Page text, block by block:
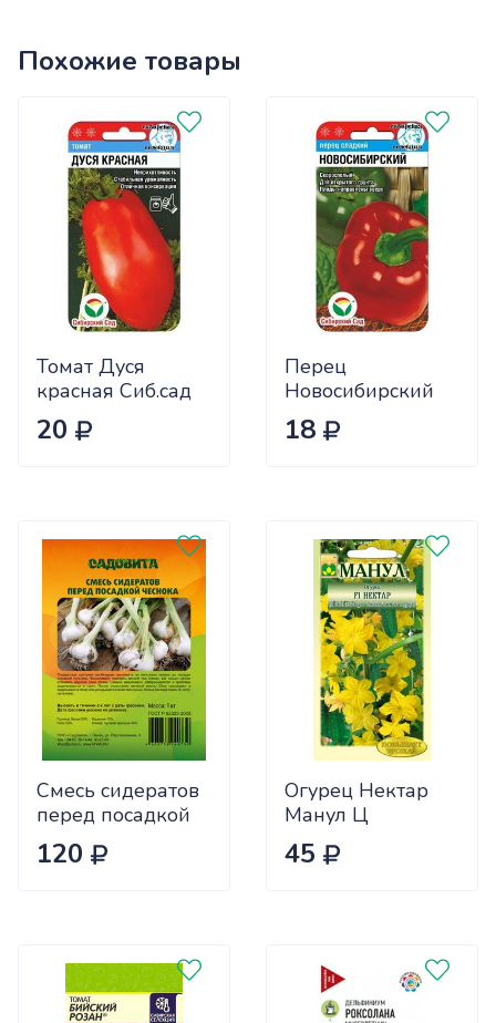
Похожие товары
Томат Дуся
красная Сиб.сад
Ц
20
Перец
Новосибирский
(ранний) Сиб.сад
Ц
18
Смесь сидератов
перед посадкой
чеснока 0,5кг
САДОВИТА
120
Огурец Нектар
Манул Ц
45